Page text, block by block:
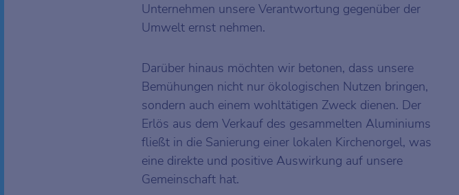
Unternehmen unsere Verantwortung gegenüber der
Umwelt ernst nehmen.
Darüber hinaus möchten wir betonen, dass unsere
Bemühungen nicht nur ökologischen Nutzen bringen,
sondern auch einem wohltätigen Zweck dienen. Der
Erlös aus dem Verkauf des gesammelten Aluminiums
fließt in die Sanierung einer lokalen Kirchenorgel, was
eine direkte und positive Auswirkung auf unsere
Gemeinschaft hat.